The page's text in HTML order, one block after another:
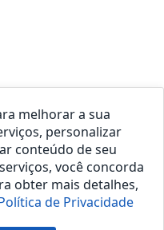
melhorar a sua
personalizar
conteúdo de seu
você concorda
obter mais detalhes,
de Privacidade